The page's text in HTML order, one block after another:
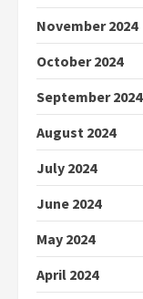
November 2024
October 2024
September 2024
August 2024
July 2024
June 2024
May 2024
April 2024